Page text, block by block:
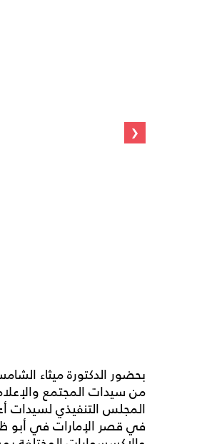
‹
بحضور الدكتورة ميثاء
من سيدات المجتمع
المجلس التنفيذي لسيدات
في قصر الإمارات في أبو